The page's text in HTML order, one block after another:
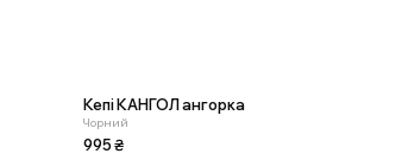
Кепі КАНГОЛ ангорка
Чорний
995₴